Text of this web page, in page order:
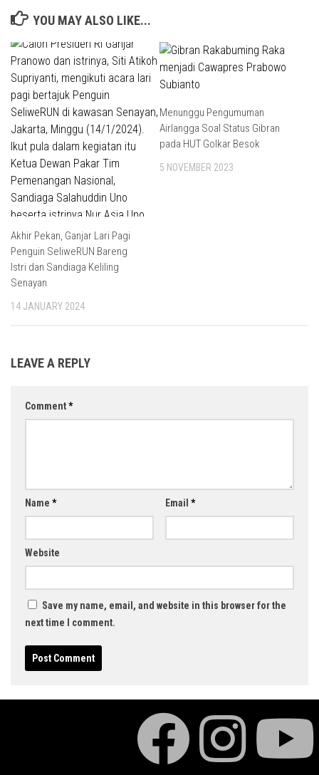
YOU MAY ALSO LIKE...
Akhir Pekan, Ganjar Lari Pagi
Penguin SeliweRUN Bareng
Istri dan Sandiaga Keliling
Senayan
14 JANUARY 2024
Menunggu Pengumuman
Airlangga Soal Status Gibran
pada HUT Golkar Besok
5 NOVEMBER 2023
LEAVE A REPLY
Comment*
Name * Email *
Website
Save my name, email, and website in this browser for the
next time I comment.